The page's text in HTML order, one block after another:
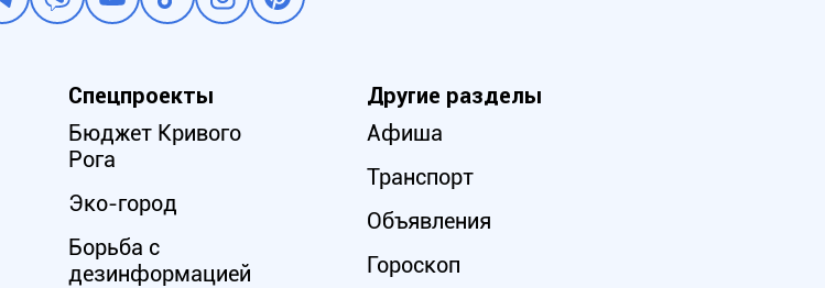
Спецпроекты
Бюджет Кривого
Рога
Эко-город
Борьба с
дезинформацией
Другие разделы
Афиша
Транспорт
Объявления
Гороскоп